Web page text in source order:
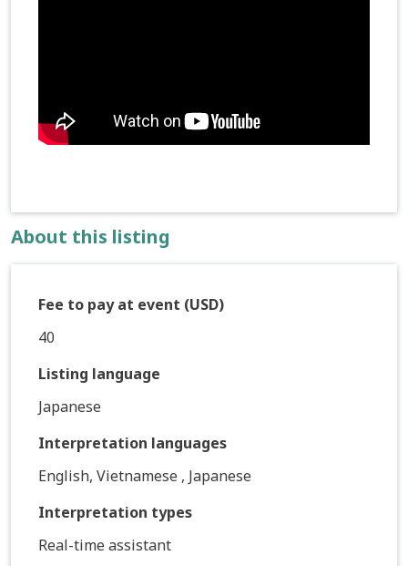
About this listing
Fee to pay at event (USD)
40
Listing language
Japanese
Interpretation languages
English, Vietnamese , Japanese
Interpretation types
Real-time assistant